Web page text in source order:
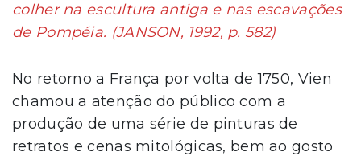
colher na escultura antiga e nas escavações
de Pompéia. (JANSON, 1992, p. 582)
No retorno a França por volta de 1750, Vien
chamou a atenção do público com a
produção de uma série de pinturas de
retratos e cenas mitológicas, bem ao gosto